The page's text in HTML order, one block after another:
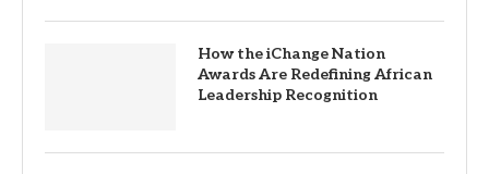
How the iChange Nation
Awards Are Redefining African
Leadership Recognition